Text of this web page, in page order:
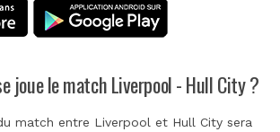
joue le match Liverpool - Hull City ?
match entre Liverpool et Hull City sera